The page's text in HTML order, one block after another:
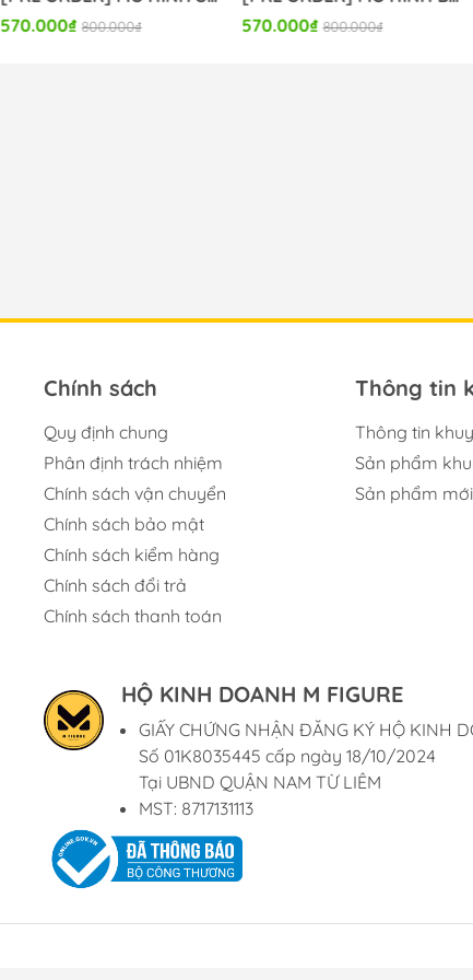
800.000₫ 800.000₫
Chính sách
Quy định chung
Phân định trách nhiệm
Chính sách vận chuyển
Chính sách bảo mật
Chính sách kiểm hàng
Chính sách đổi trả
Chính sách thanh toán
Thông tin
Thông tin
Sản phẩm
Sản phẩm mới
HỘ KINH DOANH M FIGURE
GIẤY CHỨNG NHẬN ĐĂNG KÝ HỘ KINH
Số 01K8035445 cấp ngày 18/10/2024
Tại UBND QUẬN NAM TỪ LIÊM
MST: 8717131113